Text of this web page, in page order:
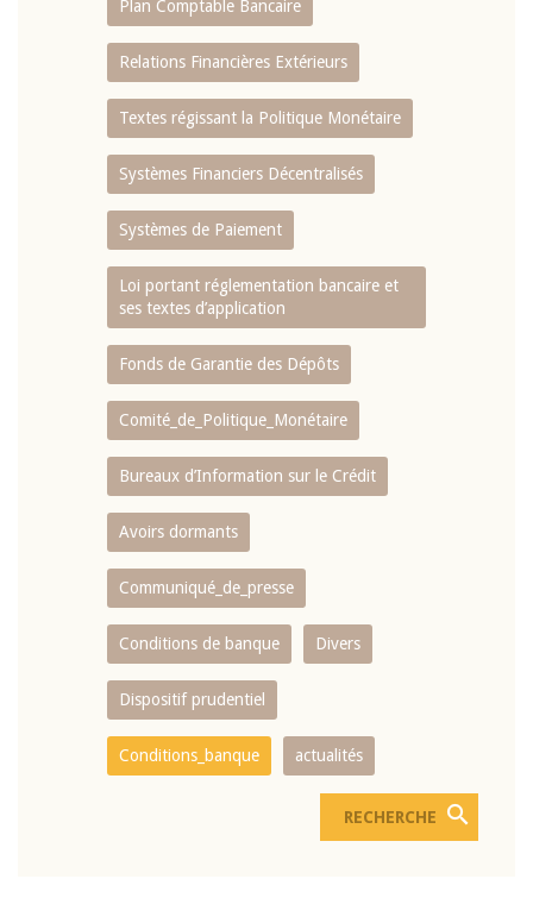
Plan Comptable Bancaire
Relations Financières Extérieurs
Textes régissant la Politique Monétaire
Systèmes Financiers Décentralisés
Systèmes de Paiement
Loi portant réglementation bancaire et
ses textes d’application
Fonds de Garantie des Dépôts
Comité_de_Politique_Monétaire
Bureaux d’Information sur le Crédit
Avoirs dormants
Communiqué_de_presse
Conditions de banque Divers
Dispositif prudentiel
Conditions_banque actualités